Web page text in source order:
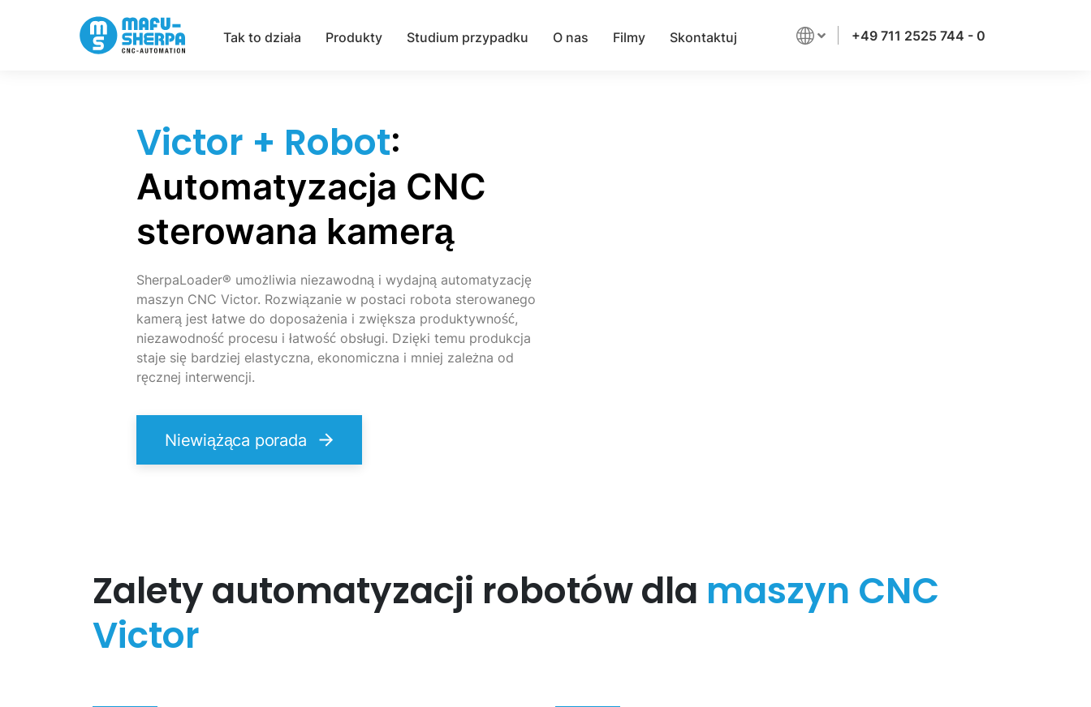
Tak to działa Produkty Studium przypadku O nas Filmy Skontaktuj +49 711 2525 744 - 0
Victor + Robot:
Automatyzacja CNC
sterowana kamerą
SherpaLoader® umożliwia niezawodną i wydajną automatyzację
maszyn CNC Victor. Rozwiązanie w postaci robota sterowanego
kamerą jest łatwe do doposażenia i zwiększa produktywność,
niezawodność procesu i łatwość obsługi. Dzięki temu produkcja
staje się bardziej elastyczna, ekonomiczna i mniej zależna od
ręcznej interwencji.
Niewiążąca porada
Zalety automatyzacji robotów dla maszyn CNC
Victor